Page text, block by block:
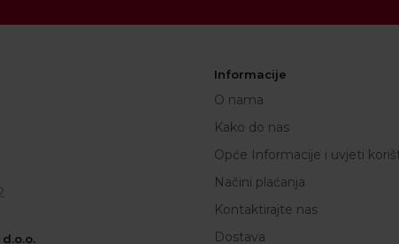
d.o.o.
Informacije
O nama
Kako do nas
Opće Informacije i uvjeti
Načini plaćanja
Kontaktirajte nas
Dostava